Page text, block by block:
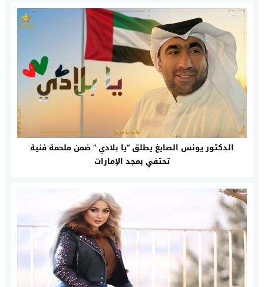
الدكتور يونس الصايغ يطلق “يا بلادي ” ضمن ملحمة فنية
تحتفي بمجد الإمارات